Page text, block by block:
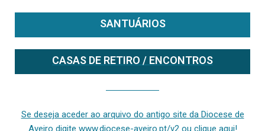
SANTUÁRIOS
CASAS DE RETIRO / ENCONTROS
Se deseja aceder ao arquivo do antigo site da Diocese de
Aveiro digite www.diocese-aveiro.pt/v2 ou clique aqui!